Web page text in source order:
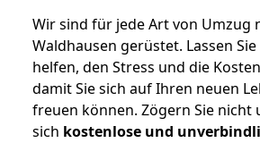
Wir sind für jede Art von Umzug
Waldhausen gerüstet. Lassen
helfen, den Stress und die
damit Sie sich auf Ihren neuen
freuen können. Zögern Sie nicht
sich kostenlose und